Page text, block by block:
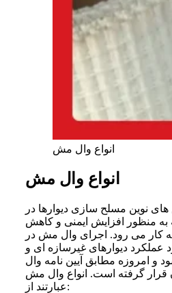
انواع وال مش
انواع وال مش
نوین مسلح سازی دیوارها در
منظور افزایش ایمنی و کاهش
کار می رود. اجرای وال مش در
عملکرد دیوارهای غیرسازه ای و
و امروزه مطابق آیین نامه وال
گرفته است. انواع وال مش
عبارتند از: